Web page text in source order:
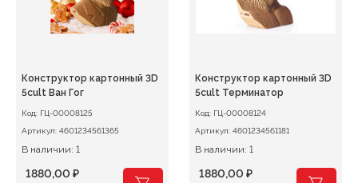
Конструктор картонный 3D
5cult Ван Гог
Код: ГЦ-00008125
Артикул: 4601234561365
В наличии: 1
1880,00 ₽
Конструктор картонный 3D
5cult Терминатор
Код: ГЦ-00008124
Артикул: 4601234561181
В наличии: 1
1880,00 ₽